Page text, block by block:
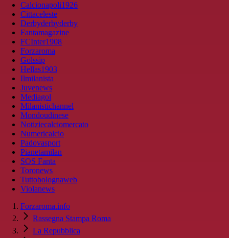
Calcionapoli1926
Cittaceleste
Derbyderbyderby
Fantamagazine
FCInter1908
Forzaroma
Golssip
Hellas1903
Ilmilanista
Juvenews
Mediagol
Milanistichannel
Mondoudinese
Notiziecalciomercato
Numericalcio
Padovasport
Pianetamilan
SOS Fanta
Toronews
Tuttobolognaweb
Violanews
Forzaroma.info
Rassegna Stampa Roma
La Repubblica